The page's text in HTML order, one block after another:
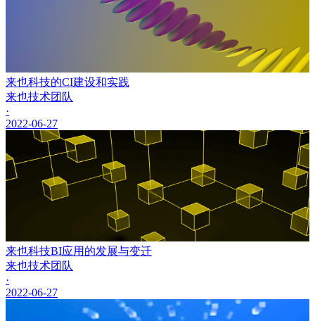
来也科技的CI建设和实践
来也技术团队
·
2022-06-27
来也科技BI应用的发展与变迁
来也技术团队
·
2022-06-27